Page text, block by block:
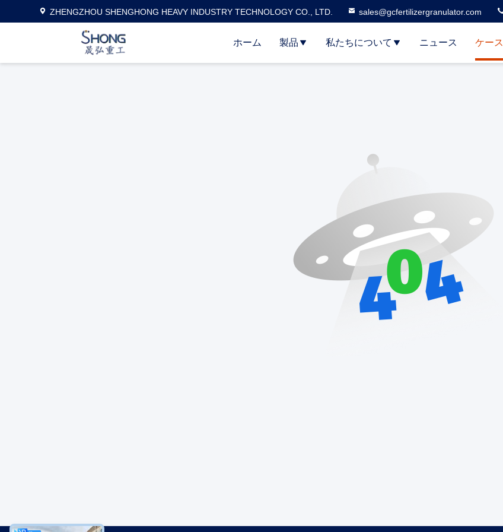
ZHENGZHOU SHENGHONG HEAVY INDUSTRY TECHNOLOGY CO., LTD. sales@gcfertilizergranulator.com
ホーム 製品 私たちについて ニュース ケース